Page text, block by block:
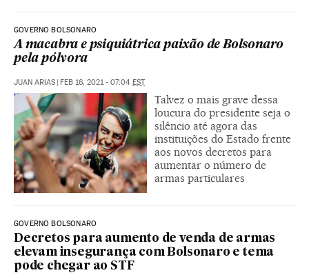
GOVERNO BOLSONARO
A macabra e psiquiátrica paixão de Bolsonaro
pela pólvora
JUAN ARIAS | FEB 16, 2021 - 07:04 EST
Talvez o mais grave dessa
loucura do presidente seja o
silêncio até agora das
instituições do Estado frente
aos novos decretos para
aumentar o número de
armas particulares
GOVERNO BOLSONARO
Decretos para aumento de venda de armas
elevam insegurança com Bolsonaro e tema
pode chegar ao STF